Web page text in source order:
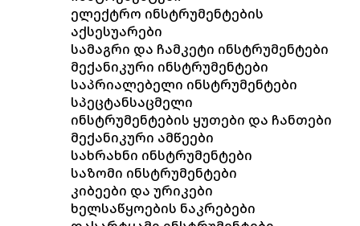
ელექტრო ინსტრუმენტების
აქსესუარები
სამაგრი და ჩამკეტი ინსტრუმენტები
მექანიკური ინსტრუმენტები
საპრიალებელი ინსტრუმენტები
სპეცტანსაცმელი
ინსტრუმენტების ყუთები და ჩანთები
მექანიკური ამწეები
სახრახნი ინსტრუმენტები
საზომი ინსტრუმენტები
კიბეები და ურიკები
ხელსაწყოების ნაკრებები